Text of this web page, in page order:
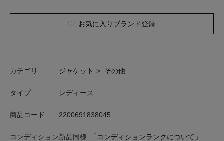
お気に入りブランド登録
カテゴリ ジャケット > その他
タイプ レディース
商品コード 2200691838045
コンディション新品同様 「 コンディションランクについて 」